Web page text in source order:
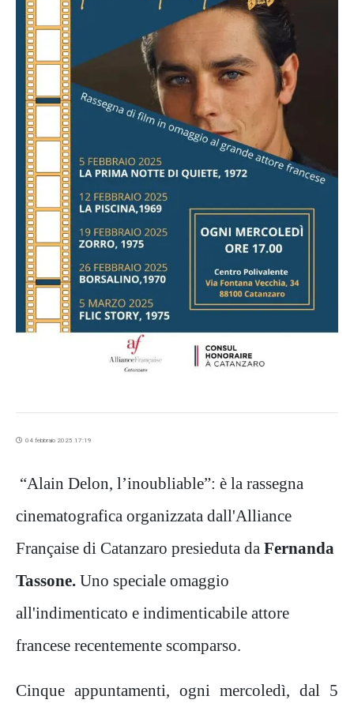
04 febbraio 2025 17:19
“Alain Delon, l’inoubliable”: è la rassegna
cinematografica organizzata dall'Alliance
Française di Catanzaro presieduta da Fernanda
Tassone. Uno speciale omaggio
all'indimenticato e indimenticabile attore
francese recentemente scomparso.
Cinque appuntamenti, ogni mercoledì, dal 5